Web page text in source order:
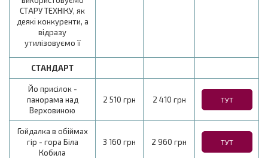
СТАРУ ТЕХНІКУ, як
деякі конкуренти, а
відразу
утилізовуємо її
СТАНДАРТ
Йо присілок -
панорама над
Верховиною
2 510 грн 2 410 грн ТУТ
Гойдалка в обіймах
гір - гора Біла
Кобила
3 160 грн 2 960 грн ТУТ